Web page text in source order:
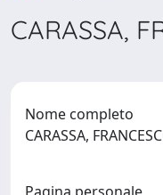
CARASSA,
Nome completo
CARASSA,